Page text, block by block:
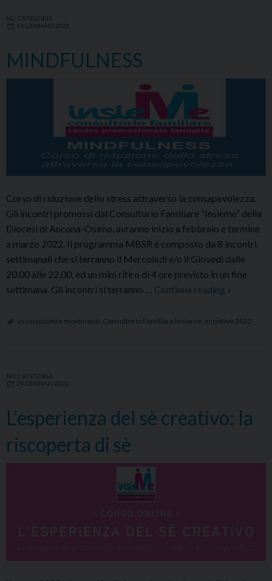
–
GIUGNO
NO_CATEGORIA
24 GENNAIO 2022
MINDFULNESS
Corso di riduzione dello stress attraverso la consapevolezza.
Gli incontri promossi dal Consultorio Familiare “Insieme” della
Diocesi di Ancona-Osimo, avranno inizio a febbraio e termine
a marzo 2022. Il programma MBSR è composto da 8 incontri
settimanali che si terranno il Mercoledì e/o il Giovedì dalle
20.00 alle 22.00, ed un mini ritiro di 4 ore previsto in un fine
settimana. Gli incontri si terranno … Continue reading »
associazioni e movimenti Consultorio Familiare Insieme iniziative 2022
NO_CATEGORIA
24 GENNAIO 2022
L’esperienza del sè creativo: la
riscoperta di sè